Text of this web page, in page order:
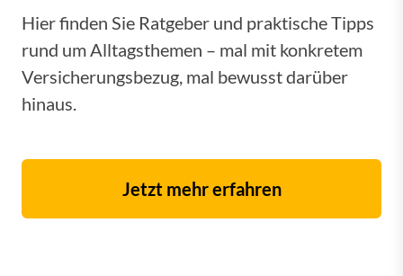
Hier finden Sie Ratgeber und praktische Tipps
rund um Alltagsthemen – mal mit konkretem
Versicherungsbezug, mal bewusst darüber
hinaus.
Jetzt mehr erfahren